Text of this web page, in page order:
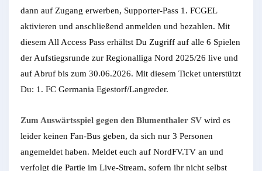
dann auf Zugang erwerben, Supporter-Pass 1. FCGEL
aktivieren und anschließend anmelden und bezahlen. Mit
diesem All Access Pass erhältst Du Zugriff auf alle 6 Spielen
der Aufstiegsrunde zur Regionalliga Nord 2025/26 live und
auf Abruf bis zum 30.06.2026. Mit diesem Ticket unterstützt
Du: 1. FC Germania Egestorf/Langreder.
Zum Auswärtsspiel gegen den Blumenthaler SV wird es
leider keinen Fan-Bus geben, da sich nur 3 Personen
angemeldet haben. Meldet euch auf NordFV.TV an und
verfolgt die Partie im Live-Stream, sofern ihr nicht selbst